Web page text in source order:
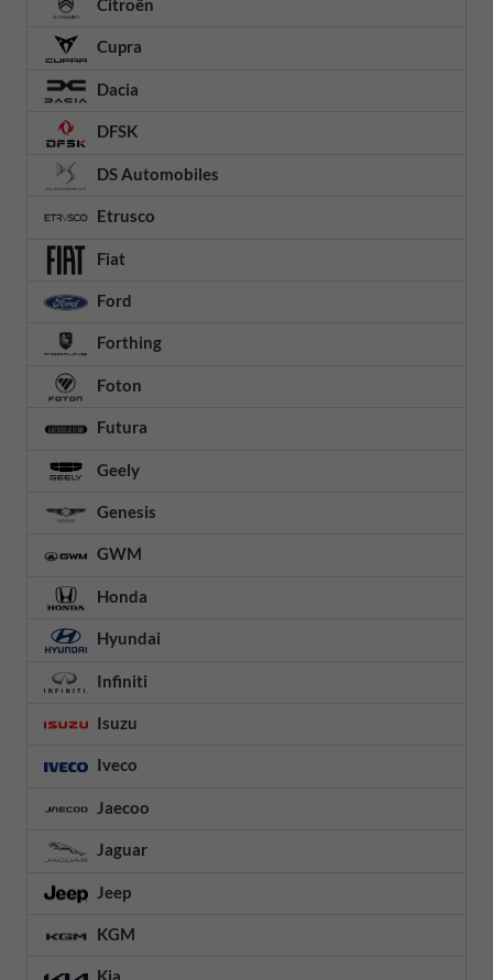
Citroën
Cupra
Dacia
DFSK
DS Automobiles
Etrusco
Fiat
Ford
Forthing
Foton
Futura
Geely
Genesis
GWM
Honda
Hyundai
Infiniti
Isuzu
Iveco
Jaecoo
Jaguar
Jeep
KGM